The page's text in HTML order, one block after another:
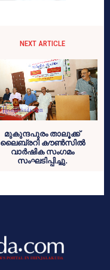
NEXT ARTICLE
മുകുന്ദപുരം താലൂക്ക്
ലൈബ്രറി കൗണ്‍സില്‍
വാര്‍ഷിക സംഗമം
സംഘടിപ്പിച്ചു.